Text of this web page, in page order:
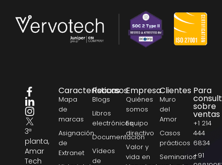
3ª
planta,
Amar
Tech
Características
Mapa
de
marcas
Asignación
de
Extranet
Recursos
Blogs
Libros
electrónicos
Documentación
Vídeos
de
Empresa
Quiénes
somos
Equipo
directivo
Valor y
vida en
Clientes
Muro
del
Amor
Casos
prácticos
Seminarios
Para
sobre
ventas
+1 214
444
6834
+91